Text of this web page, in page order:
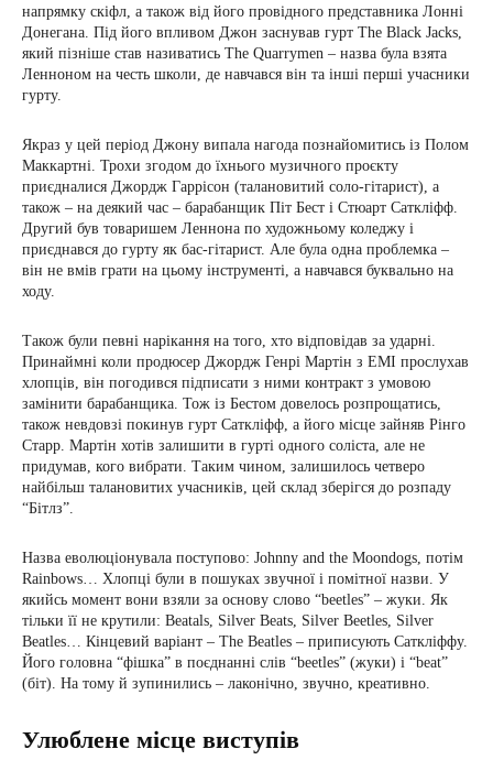
напрямку скіфл, а також від його провідного представника Лонні
Донегана. Під його впливом Джон заснував гурт The Black Jacks,
який пізніше став називатись The Quarrymen – назва була взята
Ленноном на честь школи, де навчався він та інші перші учасники
гурту.
Якраз у цей період Джону випала нагода познайомитись із Полом
Маккартні. Трохи згодом до їхнього музичного проєкту
приєдналися Джордж Гаррісон (талановитий соло-гітарист), а
також – на деякий час – барабанщик Піт Бест і Стюарт Саткліфф.
Другий був товаришем Леннона по художньому коледжу і
приєднався до гурту як бас-гітарист. Але була одна проблемка –
він не вмів грати на цьому інструменті, а навчався буквально на
ходу.
Також були певні нарікання на того, хто відповідав за ударні.
Принаймні коли продюсер Джордж Генрі Мартін з EMI прослухав
хлопців, він погодився підписати з ними контракт з умовою
замінити барабанщика. Тож із Бестом довелось розпрощатись,
також невдовзі покинув гурт Саткліфф, а його місце зайняв Рінго
Старр. Мартін хотів залишити в гурті одного соліста, але не
придумав, кого вибрати. Таким чином, залишилось четверо
найбільш талановитих учасників, цей склад зберігся до розпаду
“Бітлз”.
Назва еволюціонувала поступово: Johnny and the Moondogs, потім
Rainbows… Хлопці були в пошуках звучної і помітної назви. У
якийсь момент вони взяли за основу слово “beetles” – жуки. Як
тільки її не крутили: Beatals, Silver Beats, Silver Beetles, Silver
Beatles… Кінцевий варіант – The Beatles – приписують Саткліффу.
Його головна “фішка” в поєднанні слів “beetles” (жуки) і “beat”
(біт). На тому й зупинились – лаконічно, звучно, креативно.
Улюблене місце виступів